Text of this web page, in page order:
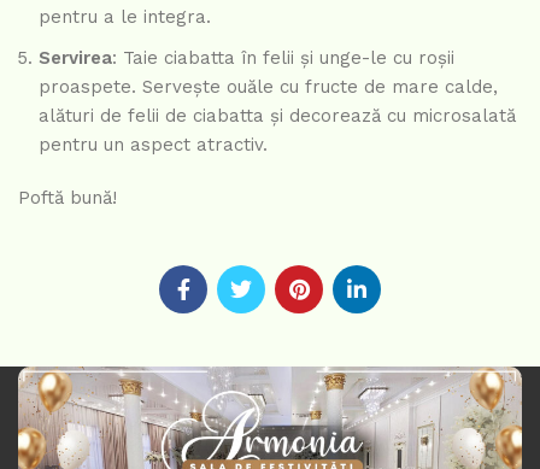
pentru a le integra.
Servirea: Taie ciabatta în felii și unge-le cu roșii
proaspete. Servește ouăle cu fructe de mare calde,
alături de felii de ciabatta și decorează cu microsalată
pentru un aspect atractiv.
Poftă bună!